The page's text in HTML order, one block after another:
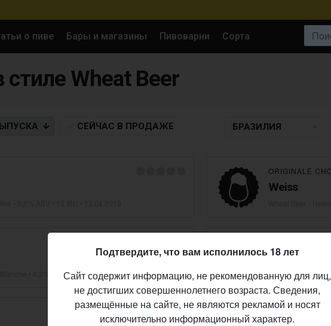
о пиве Бары и магазины Пивоварни Сорта
стиле Wheat Beer
СЕЙЧАС В ПРОДАЖЕ БРАЗИЛИЯ
ORIGINALE
Weiss
• 4,2% ABV • 15 IBU •16.11.2014
CERVEJARIA
Cosa Nostra
Wheat Beer -
Подтвердите, что вам исполнилось 18 лет
Сайт содержит информацию, не рекомендованную для лиц,
не достигших совершеннолетнего возраста. Сведения,
размещённые на сайте, не являются рекламой и носят
исключительно информационный характер.